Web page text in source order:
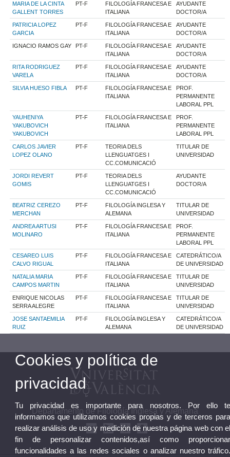
MARIA DE LA CINTA
GALLENT TORRES
PT-F
FILOLOGÍA FRANCESA E
ITALIANA
AYUDANTE
DOCTOR/A
PATRICIA LOPEZ
GARCIA
PT-F
FILOLOGÍA FRANCESA E
ITALIANA
AYUDANTE
DOCTOR/A
IGNACIO RAMOS GAY PT-F
FILOLOGÍA FRANCESA E
ITALIANA
AYUDANTE
DOCTOR/A
RITA RODRIGUEZ
VARELA
PT-F
FILOLOGÍA FRANCESA E
ITALIANA
AYUDANTE
DOCTOR/A
SILVIA HUESO FIBLA PT-F
FILOLOGÍA FRANCESA E
ITALIANA
PROF.
PERMANENTE
LABORAL PPL
YAUHENIYA
YAKUBOVICH
YAKUBOVICH
PT-F
FILOLOGÍA FRANCESA E
ITALIANA
PROF.
PERMANENTE
LABORAL PPL
CARLOS JAVIER
LOPEZ OLANO
PT-F
TEORIA DELS
LLENGUATGES I
CC.COMUNICACIÓ
TITULAR DE
UNIVERSIDAD
JORDI REVERT
GOMIS
PT-F
TEORIA DELS
LLENGUATGES I
CC.COMUNICACIÓ
AYUDANTE
DOCTOR/A
BEATRIZ CEREZO
MERCHAN
PT-F
FILOLOGÍA INGLESA Y
ALEMANA
TITULAR DE
UNIVERSIDAD
ANDREA ARTUSI
MOLINARO
PT-F
FILOLOGÍA FRANCESA E
ITALIANA
PROF.
PERMANENTE
LABORAL PPL
CESAREO LUIS
CALVO RIGUAL
PT-F
FILOLOGÍA FRANCESA E
ITALIANA
CATEDRÁTICO/A
DE UNIVERSIDAD
NATALIA MARIA
CAMPOS MARTIN
PT-F
FILOLOGÍA FRANCESA E
ITALIANA
TITULAR DE
UNIVERSIDAD
ENRIQUE NICOLAS
SERRA ALEGRE
PT-F
FILOLOGÍA FRANCESA E
ITALIANA
TITULAR DE
UNIVERSIDAD
JOSE SANTAEMILIA
RUIZ
PT-F
FILOLOGÍA INGLESA Y
ALEMANA
CATEDRÁTICO/A
DE UNIVERSIDAD
Departamento de Filología Inglesa y Alemana
Cookies y política de
privacidad
Tu privacidad es importante para nosotros. Por ello
informamos que utilizamos cookies propias y de terceros
realizar análisis de uso y medición de nuestra página web con
fin de personalizar contenidos,así como
funcionalidades a las redes sociales o analizar nuestro